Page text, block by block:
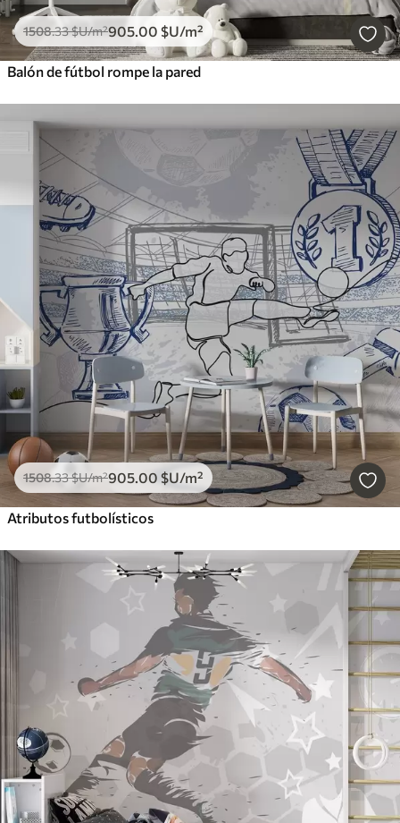
1508.33$U/m²905.00 $U/m²
Balón de fútbol rompe la pared
1508.33$U/m²905.00 $U/m²
Atributos futbolísticos